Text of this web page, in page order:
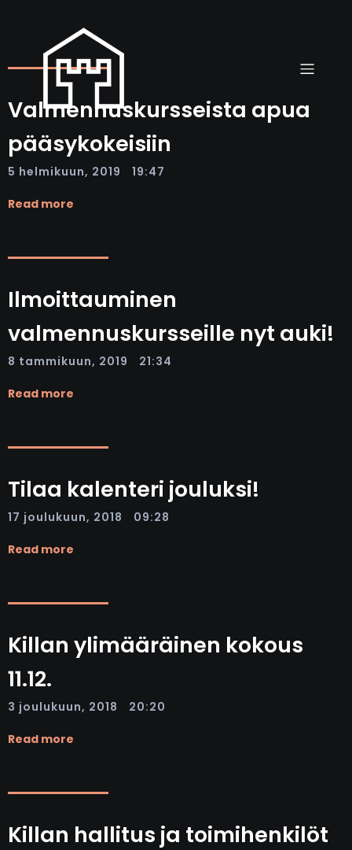
Valmennuskursseista apua
pääsykokeisiin
5 helmikuun, 2019 19:47
Read more
Ilmoittauminen
valmennuskursseille nyt auki!
8 tammikuun, 2019 21:34
Read more
Tilaa kalenteri jouluksi!
17 joulukuun, 2018 09:28
Read more
Killan ylimääräinen kokous
11.12.
3 joulukuun, 2018 20:20
Read more
Killan hallitus ja toimihenkilöt